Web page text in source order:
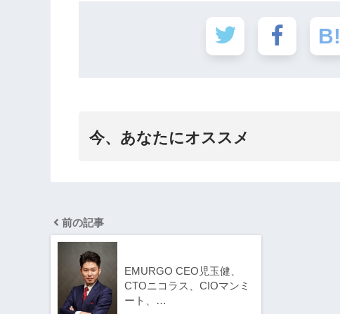
今、あなたにオススメ
前の記事
EMURGO CEO児玉健、
CTOニコラス、CIOマンミ
ート、…